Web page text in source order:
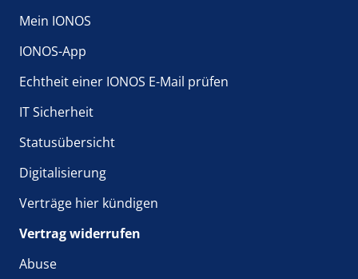
Mein IONOS
IONOS-App
Echtheit einer IONOS E-Mail prüfen
IT Sicherheit
Statusübersicht
Digitalisierung
Verträge hier kündigen
Vertrag widerrufen
Abuse